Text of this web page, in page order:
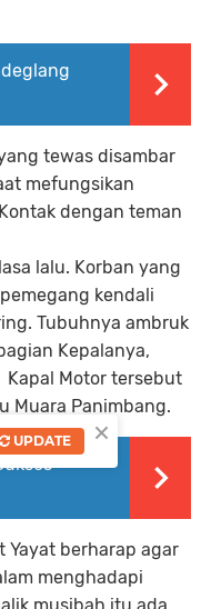
tewas disambar
mefungsikan
dengan teman
lalu. Korban yang
kendali
Tubuhnya ambruk
Kepalanya,
Kapal Motor tersebut
Muara Panimbang.
Yayat berharap agar
menghadapi
×
UPDATE